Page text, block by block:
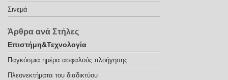
Σινεμά
Άρθρα ανά Στήλες
Eπιστήμη&Τεχνολογία
Παγκόσμια ημέρα ασφαλούς πλοήγησης
Πλεονεκτήματα του διαδικτύου